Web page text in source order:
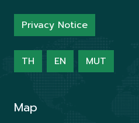
Privacy Notice
TH EN MUT
Map